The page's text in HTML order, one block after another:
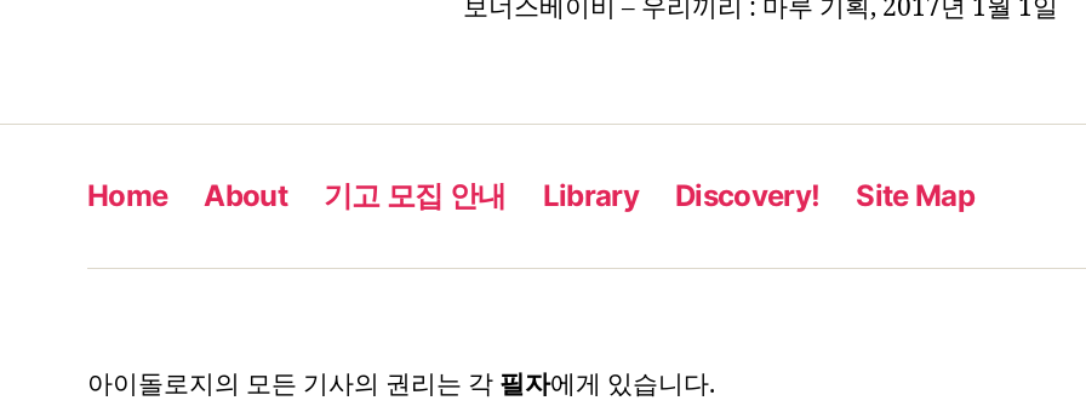
보너스베이비 – 우리끼리 : 마루 기획, 2017년 1월 1일
Home About 기고 모집 안내 Library Discovery! Site Map
아이돌로지의 모든 기사의 권리는 각 필자에게 있습니다.